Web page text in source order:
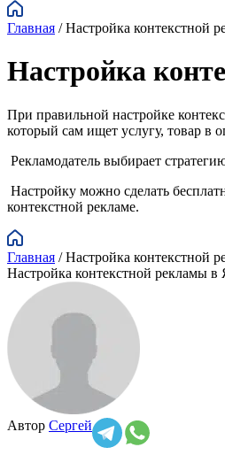
Главная / Настройка контекстной
Настройка
При правильной настройке
который сам ищет услугу, товар в
Рекламодатель выбирает
Настройку можно сделать
контекстной рекламе.
Главная / Настройка контекстной
Настройка контекстной рекламы
Автор Сергей